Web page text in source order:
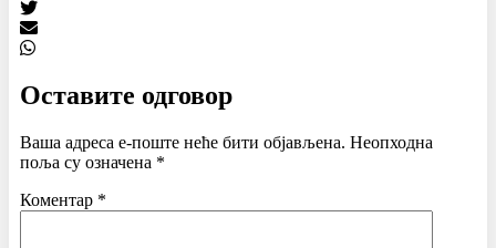
Оставите одговор
Ваша адреса е-поште неће бити објављена. Неопходна
поља су означена *
Коментар *